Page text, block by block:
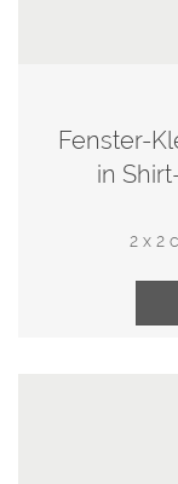
Fenster-
in
2 x 2